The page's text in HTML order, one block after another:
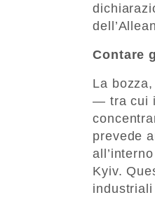
Contare
La
— tra cui i
prevede
Kyiv.